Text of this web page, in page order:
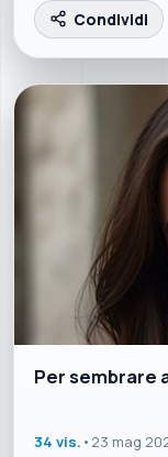
Condividi
Per sembrare
34 vis. • 23 mag